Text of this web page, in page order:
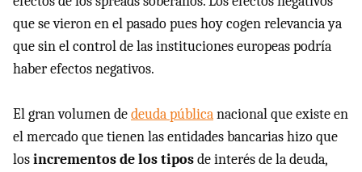
que se vieron en el pasado pues hoy cogen relevancia ya
que sin el control de las instituciones europeas podría
haber efectos negativos.
El gran volumen dedeuda públicanacional que existe en
el mercado que tienen las entidades bancarias hizo que
losincrementos de los tiposde interés de la deuda,